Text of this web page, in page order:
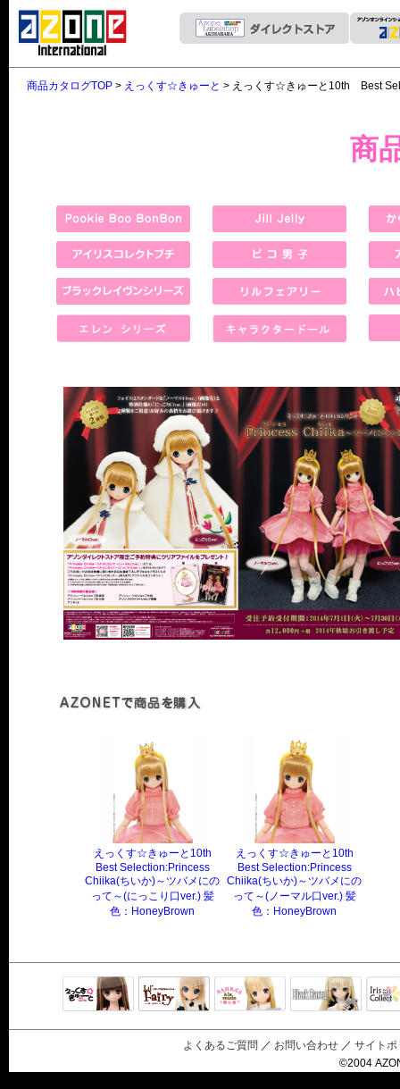
商品カタログTOP > えっくす☆きゅーと > えっくす☆きゅーと10th Best
商
えっくす☆きゅーと10th
Best Selection:Princess
Chiika(ちいか)～ツバメにの
って～(にっこり口ver.) 髪
色：HoneyBrown
えっくす☆きゅーと10th
Best Selection:Princess
Chiika(ちいか)～ツバメにの
って～(ノーマル口ver.) 髪
色：HoneyBrown
よくあるご質問 ／ お問い合わせ ／ サイトポ
©2004